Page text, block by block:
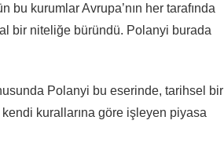
bu kurumlar Avrupa’nın her tarafında
bir niteliğe büründü. Polanyi burada
Polanyi bu eserinde, tarihsel bir
kurallarına göre işleyen piyasa